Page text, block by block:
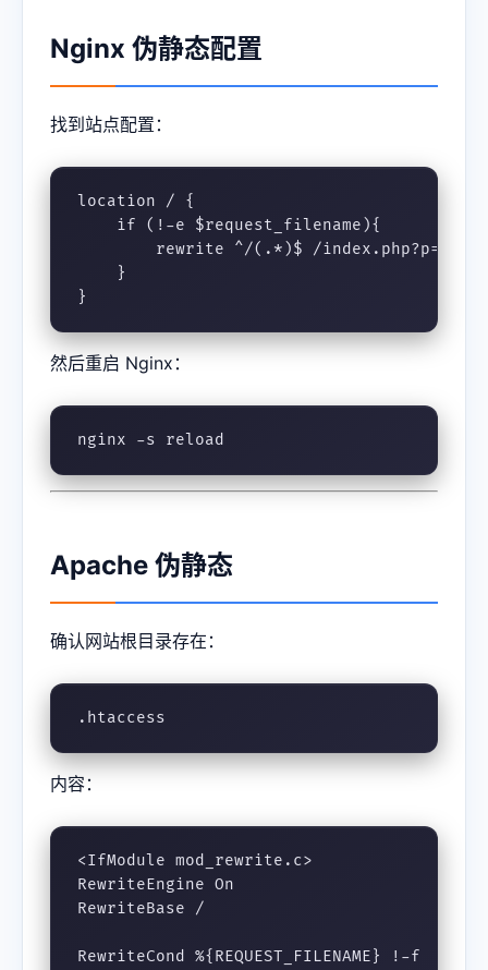
Nginx 伪静态配置
找到站点配置：
location / {
if (!-e $request_filename){
rewrite ^/(.*)$ /index.php?p=$1
}
}
然后重启 Nginx：
nginx -s reload
Apache 伪静态
确认网站根目录存在：
.htaccess
内容：
<IfModule mod_rewrite.c>
RewriteEngine On
RewriteBase /
RewriteCond %{REQUEST_FILENAME} !-f